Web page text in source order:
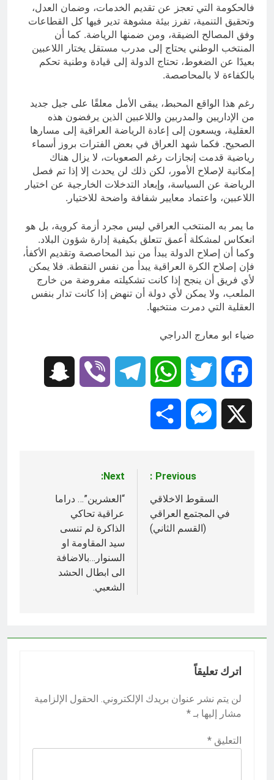
فالحكومة التي تعجز عن تقديم الخدمات، وضمان العدل،
وتحقيق التنمية، تفرز بيئة مشوهة تدير فيها كل القطاعات
وفق المصالح الضيقة، ومن ضمنها الرياضة. كما أن
المنتخب الوطني يحتاج إلى مدرب مستقل يختار اللاعبين
بعيدًا عن الضغوط، تحتاج الدولة إلى قيادة وطنية تحكم
بالكفاءة لا بالمحاصصة.
رغم هذا الواقع المحبط، يبقى الأمل معلقًا على جيل جديد
من الإداريين والمدربين واللاعبين الذين يرفضون هذه
العقلية، ويسعون إلى إعادة الرياضة العراقية إلى مسارها
الصحيح. فكما شهد العراق في بعض الفترات بروز أسماء
رياضية قدمت إنجازات رغم الصعوبات، لا يزال هناك
إمكانية لإصلاح الأمور، لكن ذلك لن يحدث إلا إذا تم فصل
الرياضة عن السياسة، وإبعاد التدخلات الخارجية عن اختيار
اللاعبين، واعتماد معايير شفافة واضحة للاختيار.
ما يمر به المنتخب العراقي ليس مجرد أزمة كروية، بل هو
انعكاس لمشكلة أعمق تتعلق بكيفية إدارة شؤون البلاد.
وكما أن إصلاح الدولة يبدأ من نبذ المحاصصة وتقديم الأكفأ،
فإن إصلاح الكرة العراقية يبدأ من نفس النقطة. فلا يمكن
لأي فريق أن ينجح إذا كانت تشكيلته مفروضة من خارج
الملعب، ولا يمكن لأي دولة أن تنهض إذا كانت تدار بنفس
العقلية التي دمرت منتخبها.
ضياء ابو معارج الدراجي
Facebook
Twitter
WhatsApp
Telegram
Viber
Messenger
المقالات
Previous:
السقوط الاخلاقي
في المجتمع العراقي
(القسم الثاني)
Next:
“العشرين”… دراما
عراقية تحاكي
الذاكرة لم تنسى
سيد المقاومة او
السنوار…بالاضافة
الى ابطال الحشد
الشعبي.
اترك تعليقاً
لن يتم نشر عنوان بريدك الإلكتروني. الحقول الإلزامية
مشار إليها بـ *
التعليق *